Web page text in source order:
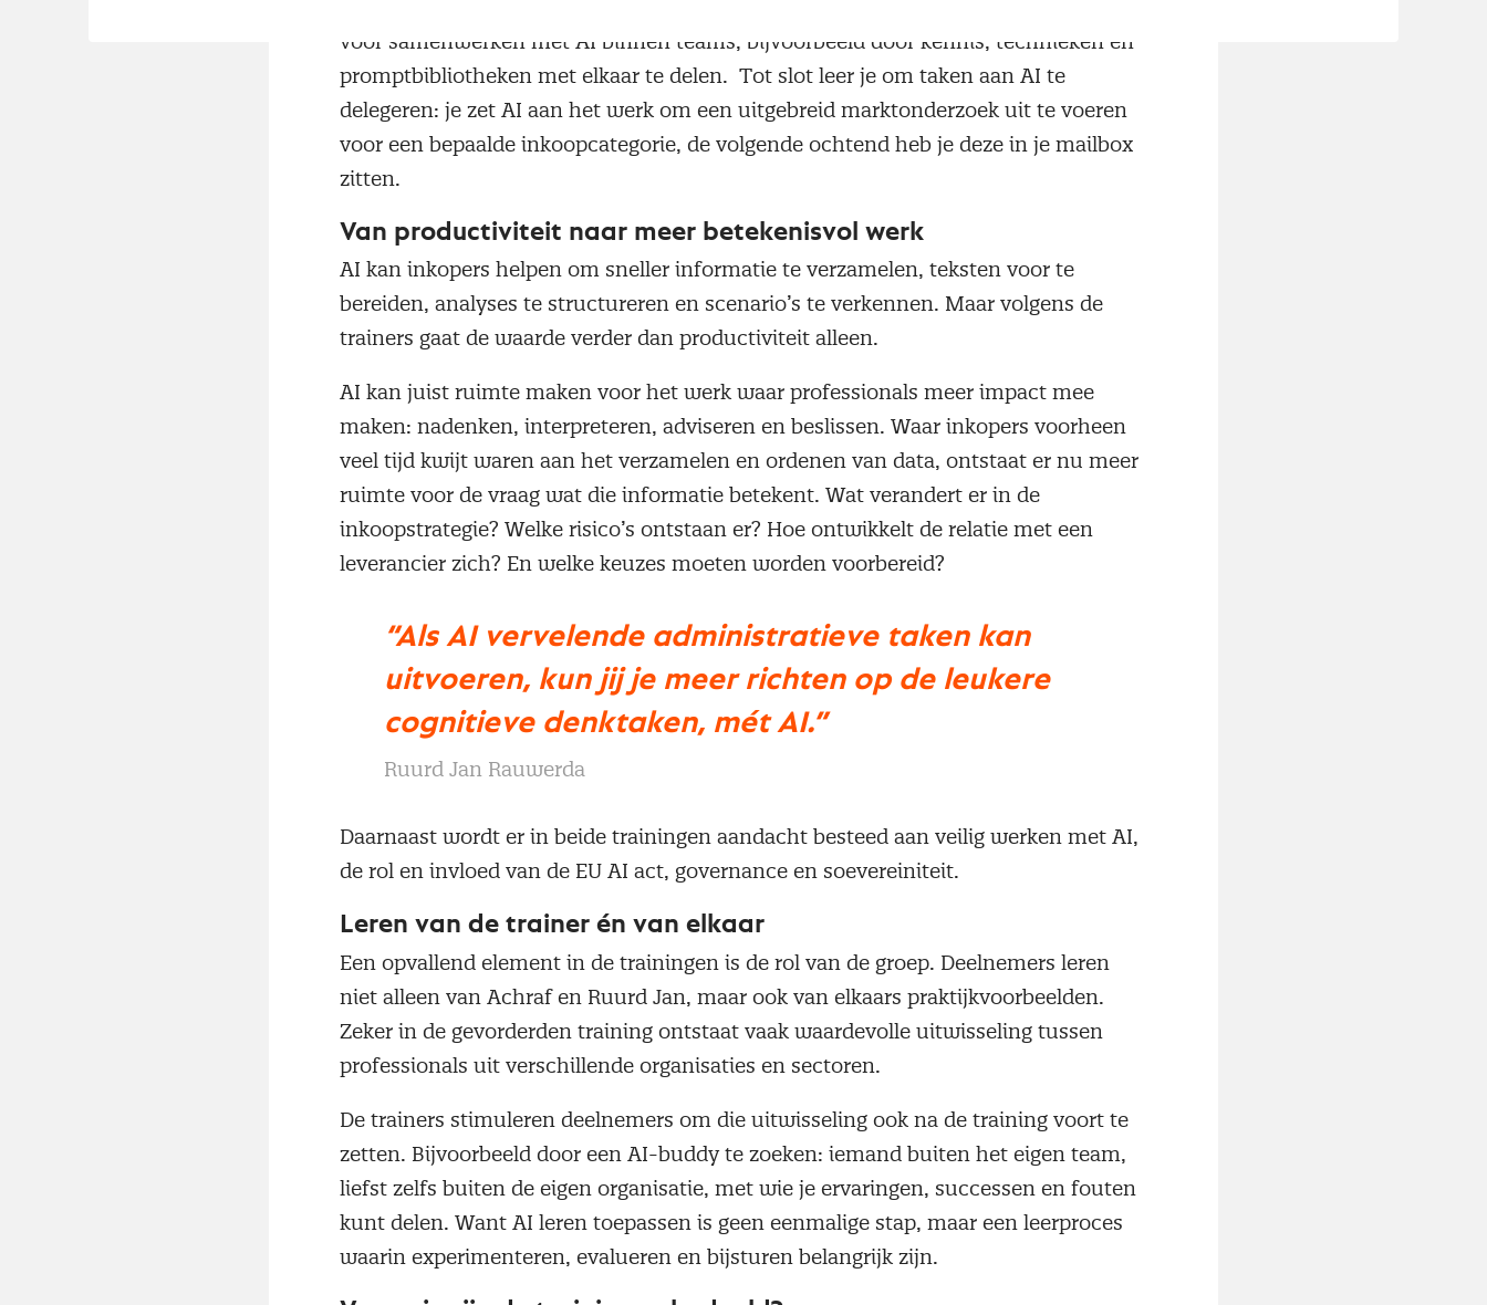
voor samenwerken met AI binnen teams, bijvoorbeeld door kennis, technieken en
promptbibliotheken met elkaar te delen. Tot slot leer je om taken aan AI te
delegeren: je zet AI aan het werk om een uitgebreid marktonderzoek uit te voeren
voor een bepaalde inkoopcategorie, de volgende ochtend heb je deze in je mailbox
zitten.
Van productiviteit naar meer betekenisvol werk
AI kan inkopers helpen om sneller informatie te verzamelen, teksten voor te
bereiden, analyses te structureren en scenario’s te verkennen. Maar volgens de
trainers gaat de waarde verder dan productiviteit alleen.
AI kan juist ruimte maken voor het werk waar professionals meer impact mee
maken: nadenken, interpreteren, adviseren en beslissen. Waar inkopers voorheen
veel tijd kwijt waren aan het verzamelen en ordenen van data, ontstaat er nu meer
ruimte voor de vraag wat die informatie betekent. Wat verandert er in de
inkoopstrategie? Welke risico’s ontstaan er? Hoe ontwikkelt de relatie met een
leverancier zich? En welke keuzes moeten worden voorbereid?
“Als AI vervelende administratieve taken kan
uitvoeren, kun jij je meer richten op de leukere
cognitieve denktaken, mét AI.”
Ruurd Jan Rauwerda
Daarnaast wordt er in beide trainingen aandacht besteed aan veilig werken met AI,
de rol en invloed van de EU AI act, governance en soevereiniteit.
Leren van de trainer én van elkaar
Een opvallend element in de trainingen is de rol van de groep. Deelnemers leren
niet alleen van Achraf en Ruurd Jan, maar ook van elkaars praktijkvoorbeelden.
Zeker in de gevorderden training ontstaat vaak waardevolle uitwisseling tussen
professionals uit verschillende organisaties en sectoren.
De trainers stimuleren deelnemers om die uitwisseling ook na de training voort te
zetten. Bijvoorbeeld door een AI-buddy te zoeken: iemand buiten het eigen team,
liefst zelfs buiten de eigen organisatie, met wie je ervaringen, successen en fouten
kunt delen. Want AI leren toepassen is geen eenmalige stap, maar een leerproces
waarin experimenteren, evalueren en bijsturen belangrijk zijn.